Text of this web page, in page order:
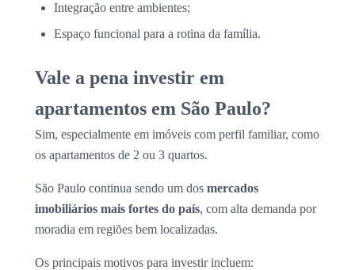
Integração entre ambientes;
Espaço funcional para a rotina da família.
Vale a pena investir em
apartamentos em São Paulo?
Sim, especialmente em imóveis com perfil familiar, como
os apartamentos de 2 ou 3 quartos.
São Paulo continua sendo um dos mercados
imobiliários mais fortes do país, com alta demanda por
moradia em regiões bem localizadas.
Os principais motivos para investir incluem: